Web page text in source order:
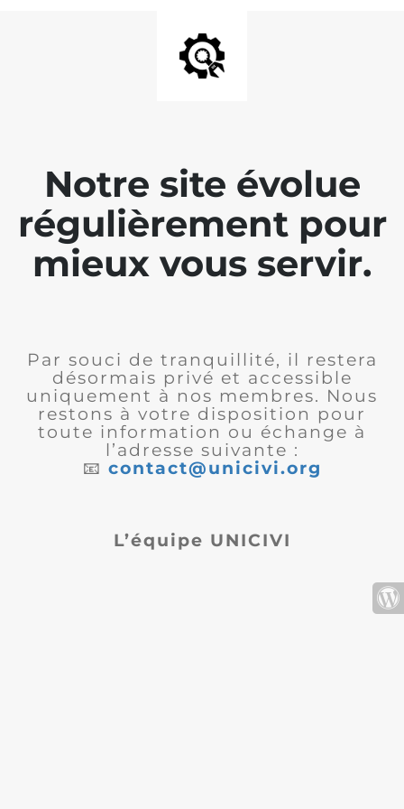
Notre site évolue
régulièrement pour
mieux vous servir.
Par souci de tranquillité, il restera
désormais privé et accessible
uniquement à nos membres. Nous
restons à votre disposition pour
toute information ou échange à
l’adresse suivante :
📧 contact@unicivi.org
L’équipe UNICIVI